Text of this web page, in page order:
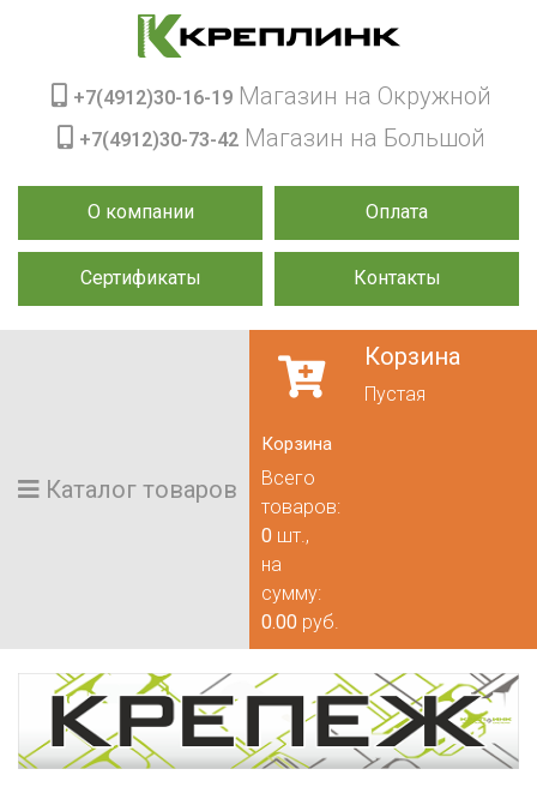
О компании Оплата
Сертификаты Контакты
+7(4912)30-16-19 Магазин на Окружной
+7(4912)30-73-42 Магазин на Большой
Каталог товаров
Корзина
Пустая
Корзина
Всего
товаров:
0 шт.,
на
сумму:
0.00 руб.